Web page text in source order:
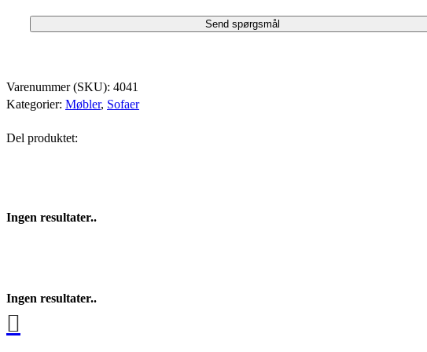
Varenummer (SKU): 4041
Kategorier: Møbler, Sofaer
Del produktet:
Ingen resultater..
Ingen resultater..